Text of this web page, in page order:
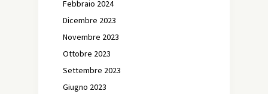
Febbraio 2024
Dicembre 2023
Novembre 2023
Ottobre 2023
Settembre 2023
Giugno 2023